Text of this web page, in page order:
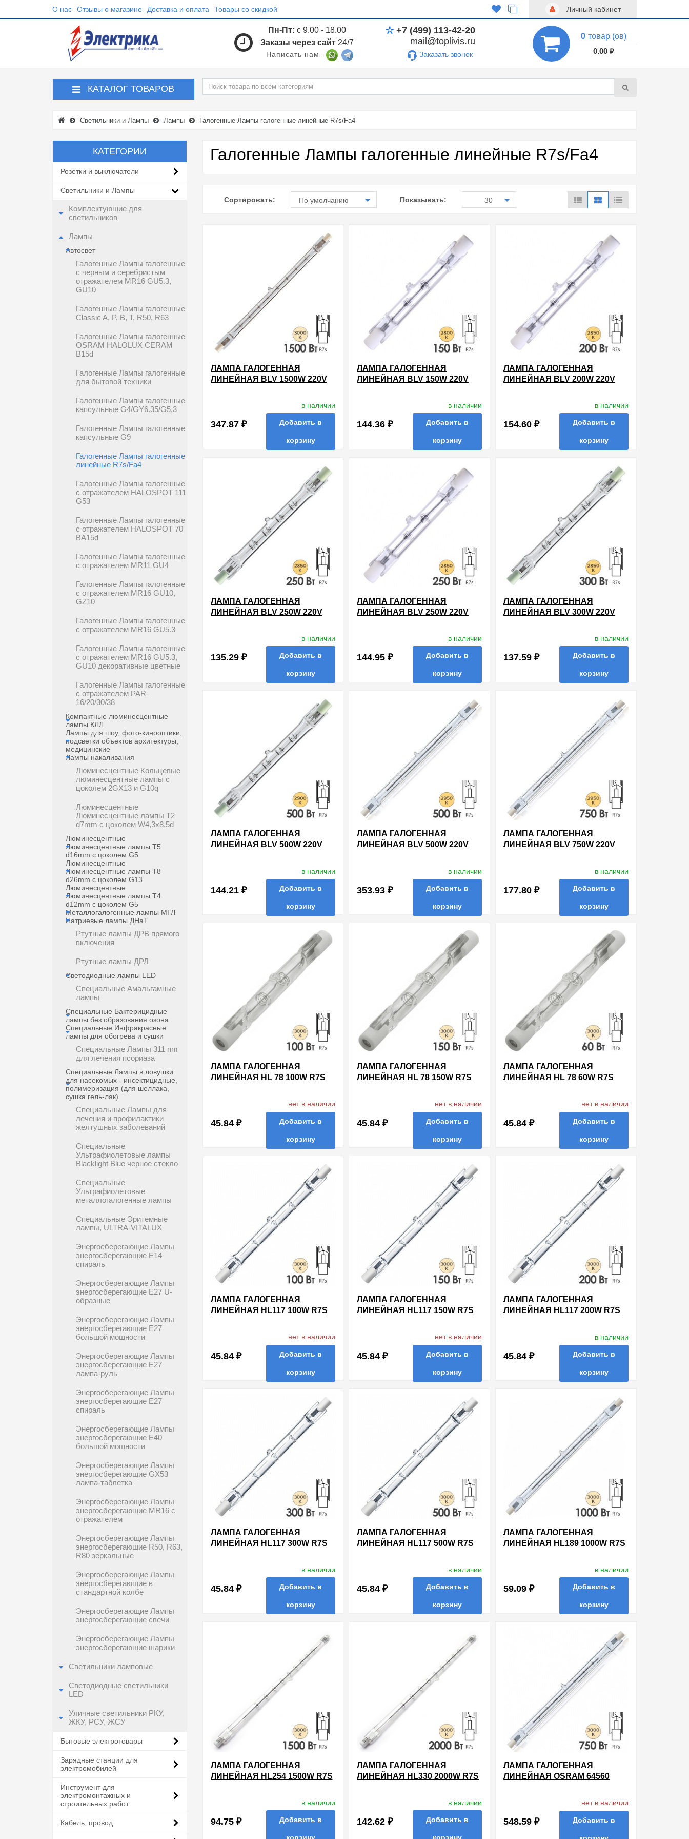
О нас Отзывы о магазине Доставка и оплата Товары со скидкой Личный кабинет
Пн-Пт: с 9.00 - 18.00
Заказы через сайт 24/7
Написать нам-
+7 (499) 113-42-20
mail@toplivis.ru
Заказать звонок
0 товар (ов)
0.00 ₽
КАТАЛОГ ТОВАРОВ
Светильники и Лампы Лампы Галогенные Лампы галогенные линейные R7s/Fa4
КАТЕГОРИИ
Розетки и выключатели
Светильники и Лампы
Комплектующие для
светильников
Лампы
Автосвет
Галогенные Лампы галогенные
c черным и серебристым
отражателем MR16 GU5.3,
GU10
Галогенные Лампы галогенные
Classic A, P, B, T, R50, R63
Галогенные Лампы галогенные
OSRAM HALOLUX CERAM
B15d
Галогенные Лампы галогенные
для бытовой техники
Галогенные Лампы галогенные
капсульные G4/GY6.35/G5,3
Галогенные Лампы галогенные
капсульные G9
Галогенные Лампы галогенные
линейные R7s/Fa4
Галогенные Лампы галогенные
с отражателем HALOSPOT 111
G53
Галогенные Лампы галогенные
с отражателем HALOSPOT 70
BA15d
Галогенные Лампы галогенные
с отражателем MR11 GU4
Галогенные Лампы галогенные
с отражателем MR16 GU10,
GZ10
Галогенные Лампы галогенные
с отражателем MR16 GU5.3
Галогенные Лампы галогенные
с отражателем MR16 GU5.3,
GU10 декоративные цветные
Галогенные Лампы галогенные
с отражателем PAR-
16/20/30/38
Компактные люминесцентные
лампы КЛЛ
Лампы для шоу, фото-кинооптики,
подсветки объектов архитектуры,
медицинские
Лампы накаливания
Люминесцентные Кольцевые
люминесцентные лампы с
цоколем 2GX13 и G10q
Люминесцентные
Люминесцентные лампы T2
d7mm с цоколем W4,3x8,5d
Люминесцентные
Люминесцентные лампы T5
d16mm с цоколем G5
Люминесцентные
Люминесцентные лампы T8
d26mm с цоколем G13
Люминесцентные
Люминесцентные лампы Т4
d12mm с цоколем G5
Металлогалогенные лампы МГЛ
Натриевые лампы ДНаТ
Ртутные лампы ДРВ прямого
включения
Ртутные лампы ДРЛ
Светодиодные лампы LED
Специальные Амальгамные
лампы
Специальные Бактерицидные
лампы без образования озона
Специальные Инфракрасные
лампы для обогрева и сушки
Специальные Лампы 311 nm
для лечения псориаза
Специальные Лампы в ловушки
для насекомых - инсектицидные,
полимеризация (для шеллака,
сушка гель-лак)
Специальные Лампы для
лечения и профилактики
желтушных заболеваний
Специальные
Ультрафиолетовые лампы
Blacklight Blue черное стекло
Специальные
Ультрафиолетовые
металлогалогенные лампы
Специальные Эритемные
лампы, ULTRA-VITALUX
Энергосберегающие Лампы
энергосберегающие E14
спираль
Энергосберегающие Лампы
энергосберегающие E27 U-
образные
Энергосберегающие Лампы
энергосберегающие E27
большой мощности
Энергосберегающие Лампы
энергосберегающие E27
лампа-руль
Энергосберегающие Лампы
энергосберегающие E27
спираль
Энергосберегающие Лампы
энергосберегающие E40
большой мощности
Энергосберегающие Лампы
энергосберегающие GX53
лампа-таблетка
Энергосберегающие Лампы
энергосберегающие MR16 с
отражателем
Энергосберегающие Лампы
энергосберегающие R50, R63,
R80 зеркальные
Энергосберегающие Лампы
энергосберегающие в
стандартной колбе
Энергосберегающие Лампы
энергосберегающие свечи
Энергосберегающие Лампы
энергосберегающие шарики
Светильники ламповые
Светодиодные светильники
LED
Уличные светильники РКУ,
ЖКУ, РСУ, ЖСУ
Бытовые электротовары
Зарядные станции для
электромобилей
Инструмент для
электромонтажных и
строительных работ
Кабель, провод
Галогенные Лампы галогенные линейные R7s/Fa4
Сортировать: По умолчанию Показывать: 30
ЛАМПА ГАЛОГЕННАЯ
ЛИНЕЙНАЯ BLV 1500W 220V
347.87 ₽
в наличии
Добавить в
корзину
ЛАМПА ГАЛОГЕННАЯ
ЛИНЕЙНАЯ BLV 150W 220V
144.36 ₽
в наличии
Добавить в
корзину
ЛАМПА ГАЛОГЕННАЯ
ЛИНЕЙНАЯ BLV 200W 220V
154.60 ₽
в наличии
Добавить в
корзину
ЛАМПА ГАЛОГЕННАЯ
ЛИНЕЙНАЯ BLV 250W 220V
135.29 ₽
в наличии
Добавить в
корзину
ЛАМПА ГАЛОГЕННАЯ
ЛИНЕЙНАЯ BLV 250W 220V
144.95 ₽
в наличии
Добавить в
корзину
ЛАМПА ГАЛОГЕННАЯ
ЛИНЕЙНАЯ BLV 300W 220V
137.59 ₽
в наличии
Добавить в
корзину
ЛАМПА ГАЛОГЕННАЯ
ЛИНЕЙНАЯ BLV 500W 220V
144.21 ₽
в наличии
Добавить в
корзину
ЛАМПА ГАЛОГЕННАЯ
ЛИНЕЙНАЯ BLV 500W 220V
353.93 ₽
в наличии
Добавить в
корзину
ЛАМПА ГАЛОГЕННАЯ
ЛИНЕЙНАЯ BLV 750W 220V
177.80 ₽
в наличии
Добавить в
корзину
ЛАМПА ГАЛОГЕННАЯ
ЛИНЕЙНАЯ HL 78 100W R7S
45.84 ₽
нет в наличии
Добавить в
корзину
ЛАМПА ГАЛОГЕННАЯ
ЛИНЕЙНАЯ HL 78 150W R7S
45.84 ₽
нет в наличии
Добавить в
корзину
ЛАМПА ГАЛОГЕННАЯ
ЛИНЕЙНАЯ HL 78 60W R7S
45.84 ₽
нет в наличии
Добавить в
корзину
ЛАМПА ГАЛОГЕННАЯ
ЛИНЕЙНАЯ HL117 100W R7S
45.84 ₽
нет в наличии
Добавить в
корзину
ЛАМПА ГАЛОГЕННАЯ
ЛИНЕЙНАЯ HL117 150W R7S
45.84 ₽
нет в наличии
Добавить в
корзину
ЛАМПА ГАЛОГЕННАЯ
ЛИНЕЙНАЯ HL117 200W R7S
45.84 ₽
в наличии
Добавить в
корзину
ЛАМПА ГАЛОГЕННАЯ
ЛИНЕЙНАЯ HL117 300W R7S
45.84 ₽
в наличии
Добавить в
корзину
ЛАМПА ГАЛОГЕННАЯ
ЛИНЕЙНАЯ HL117 500W R7S
45.84 ₽
в наличии
Добавить в
корзину
ЛАМПА ГАЛОГЕННАЯ
ЛИНЕЙНАЯ HL189 1000W R7S
59.09 ₽
в наличии
Добавить в
корзину
ЛАМПА ГАЛОГЕННАЯ
ЛИНЕЙНАЯ HL254 1500W R7S
94.75 ₽
в наличии
Добавить в
ЛАМПА ГАЛОГЕННАЯ
ЛИНЕЙНАЯ HL330 2000W R7S
142.62 ₽
в наличии
Добавить в
ЛАМПА ГАЛОГЕННАЯ
ЛИНЕЙНАЯ OSRAM 64560
548.59 ₽
нет в наличии
Добавить в